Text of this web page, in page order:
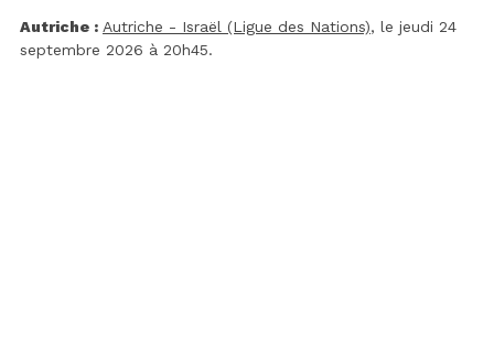
Autriche : Autriche - Israël (Ligue des Nations), le jeudi 24
septembre 2026 à 20h45.